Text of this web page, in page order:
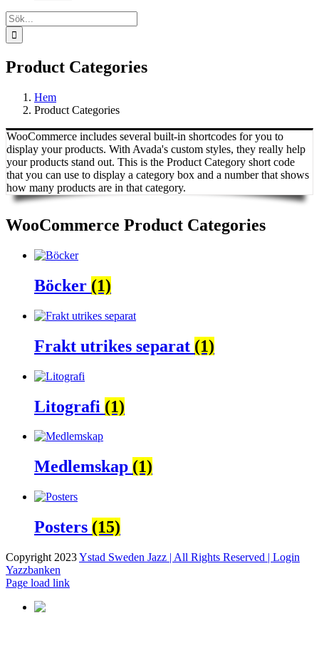
Sök
efter:
Product Categories
Hem
Product Categories
WooCommerce includes several built-in shortcodes for you to
display your products. With Avada's custom styles, they really help
your products stand out. This is the Product Category short code
that you can use to display a category box and a number that shows
how many products are in that category.
WooCommerce Product Categories
Böcker (1)
Frakt utrikes separat (1)
Litografi (1)
Medlemskap (1)
Posters (15)
Copyright 2023Ystad Sweden Jazz | All Rights Reserved | Login
Yazzbanken
Facebook
X
Instagram
Page load link